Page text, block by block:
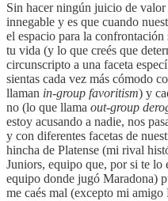
Sin hacer ningún juicio de
innegable y es que cuando
el espacio para la
tu vida (y lo que creés que
circunscripto a una faceta
sientas cada vez más cómodo
llaman in-group favoritism) y
no (lo que llama out-group
estoy acusando a nadie, nos
y con diferentes facetas de
hincha de Platense (mi rival
Juniors, equipo que, por si te lo
equipo donde jugó Maradona)
me caés mal (excepto mi